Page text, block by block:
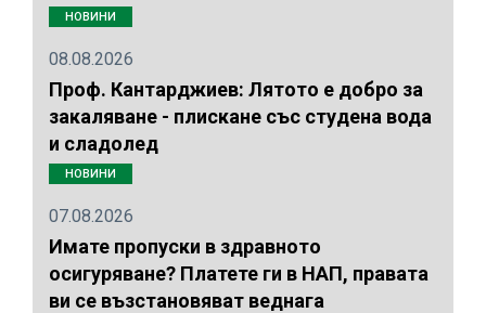
НОВИНИ
08.08.2026
Проф. Кантарджиев: Лятото е добро за
закаляване - плискане със студена вода
и сладолед
НОВИНИ
07.08.2026
Имате пропуски в здравното
осигуряване? Платете ги в НАП, правата
ви се възстановяват веднага